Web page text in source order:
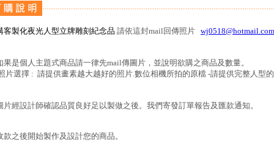
客製化夜光人型立牌雕刻紀念品 請依這封mail回傳照片 wj0518@hotmail.com
果是個人主題式商品請一律先mail傳圖片，並說明欲購之商品及數量。
選擇 : 請提供畫素越大越好的照片.數位相機所拍的原檔 -請提供完整人型
片經設計師確認品質良好足以製做之後。我們寄發訂單報告及匯款通知。
款之後開始製作及設計您的商品。